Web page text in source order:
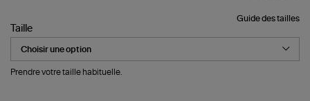
Guide des tailles
Taille
Prendre votre taille habituelle.